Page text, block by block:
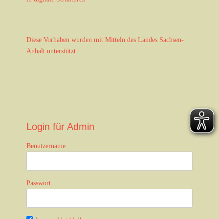
a
o
n
Diese Vorhaben wurden mit Mitteln des Landes Sachsen-
Anhalt unterstützt.
Login für Admin
Benutzername
Passwort